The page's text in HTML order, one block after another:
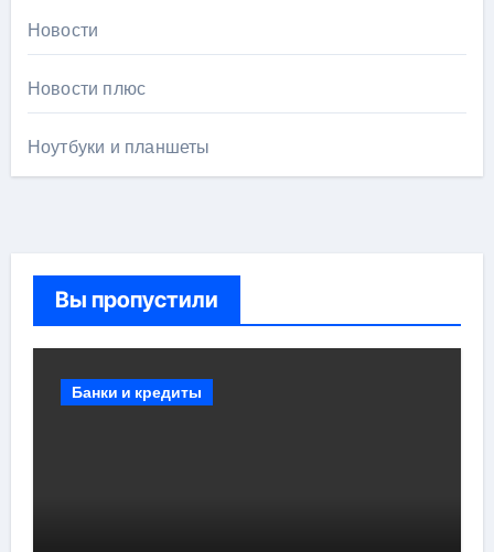
Новости
Новости плюс
Ноутбуки и планшеты
Вы пропустили
Банки и кредиты